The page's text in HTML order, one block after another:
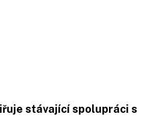
stávající spolupráci s